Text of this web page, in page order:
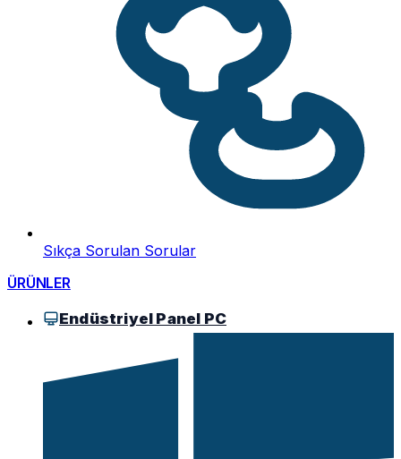
Sıkça Sorulan Sorular
ÜRÜNLER
Endüstriyel Panel PC